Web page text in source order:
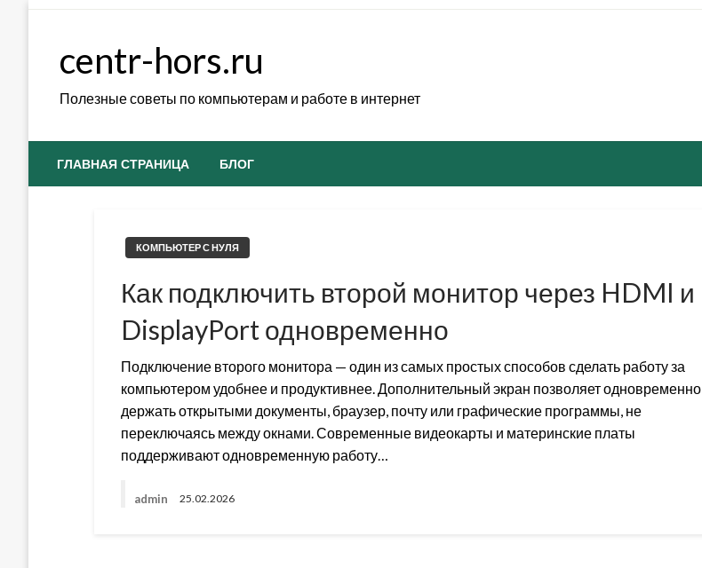
centr-hors.ru
Полезные советы по компьютерам и работе в интернет
ГЛАВНАЯ СТРАНИЦА БЛОГ
КОМПЬЮТЕР С НУЛЯ
Как подключить второй монитор через HDMI и
DisplayPort одновременно
Подключение второго монитора — один из самых простых способов сделать работу за
компьютером удобнее и продуктивнее. Дополнительный экран позволяет одновременно
держать открытыми документы, браузер, почту или графические программы, не
переключаясь между окнами. Современные видеокарты и материнские платы
поддерживают одновременную работу…
admin 25.02.2026